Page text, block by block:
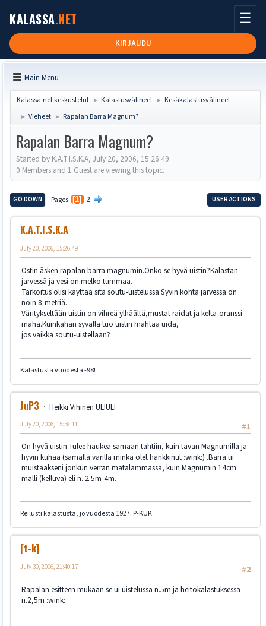
KALASSA.NET
KIRJAUDU
☰
Main Menu
Kalassa.net keskustelut ► Kalastusvälineet ► Kesäkalastusvälineet
► Vieheet ► Rapalan Barra Magnum?
Rapalan Barra Magnum?
Started by K.A.T.I.S.K.A, July 20, 2006, 15:26:49
0 Members and 1 Guest are viewing this topic.
GO DOWN Pages 1 2 USER ACTIONS
K.A.T.I.S.K.A
July 20, 2006, 15:26:49
Ostin äsken rapalan barra magnumin.Onko se hyvä uistin?Kalastan
jarvessä ja vesi on melko tummaa.
Tarkoitus olisi käyttää sitä soutu-uistelussa.Syvin kohta järvessä on
noin.8-metriä.
Väritykseltään uistin on vihreä ylhäältä,mustat raidat ja kelta-oranssi
maha.Kuinkahan syvällä tuo uistin mahtaa uida,
jos vaikka soutu-uistellaan?
Kalastusta vuodesta -98!
JuP3
Heikki Vihinen ULIULI
#1
July 20, 2006, 15:58:11
On hyvä uistin.Tulee haukea samaan tahtiin, kuin tavan Magnumilla ja
hyvin kuhaa (samalla värillä minkä olet hankkinut :wink:) .Barra ui
muistaakseni jonkun verran matalammassa, kuin Magnumin 14cm
malli (kelluva) eli n. 2.5m-4m.
Reilusti kalastusta, jo vuodesta 1927. P-KUK
[t-k]
#2
July 30, 2006, 21:40:17
Rapalan esitteen mukaan se ui uistelussa n.5m ja heitokalastuksessa
n.2,5m :wink: